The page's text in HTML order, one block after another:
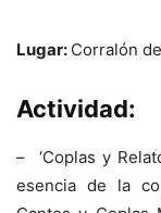
Lugar: Corralón
Actividad:
– ‘Coplas y
esencia de la